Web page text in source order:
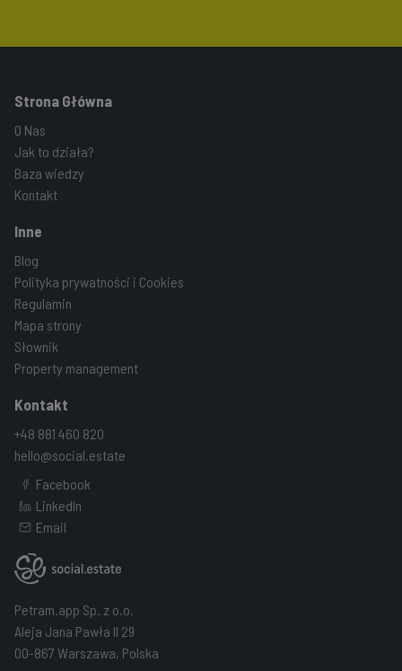
Strona Główna
O Nas
Jak to działa?
Baza wiedzy
Kontakt
Inne
Blog
Polityka prywatności i Cookies
Regulamin
Mapa strony
Słownik
Property management
Kontakt
+48 881 460 820
hello@social.estate
Facebook
LinkedIn
Email
Petram.app Sp. z o.o.
Aleja Jana Pawła II 29
00-867 Warszawa, Polska